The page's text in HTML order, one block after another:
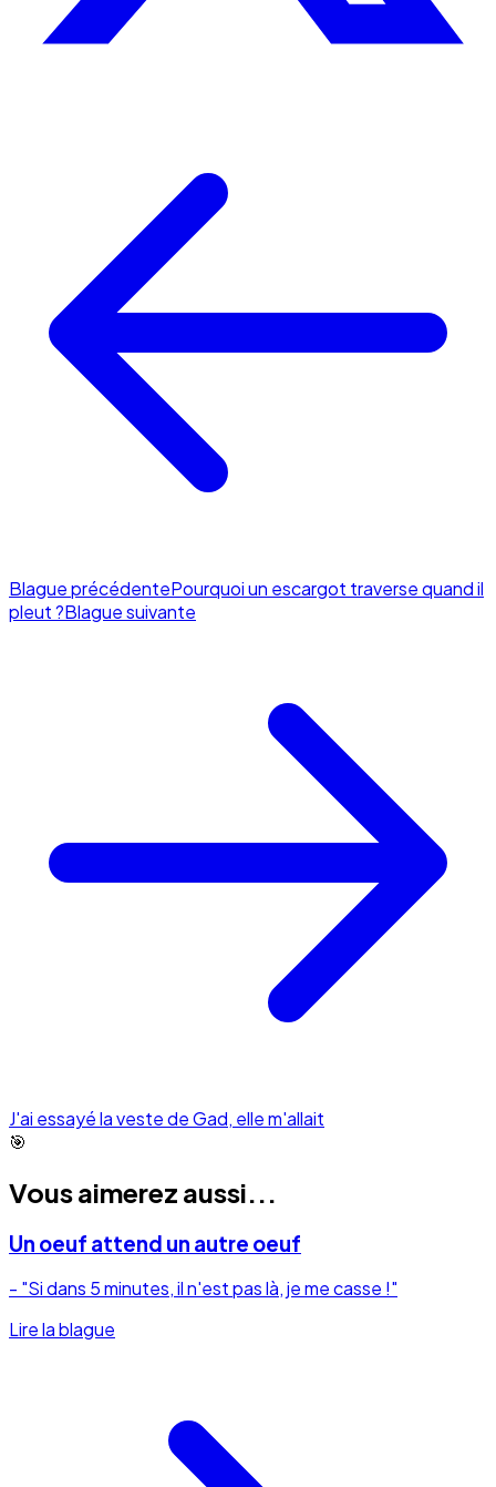
Blague précédentePourquoi un escargot traverse quand il
pleut ?Blague suivante
J'ai essayé la veste de Gad, elle m'allait
🎯
Vous aimerez aussi...
Un oeuf attend un autre oeuf
- "Si dans 5 minutes, il n'est pas là, je me casse !"
Lire la blague